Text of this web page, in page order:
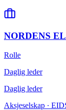
NORDENS
Rolle
Daglig leder
Daglig leder
Aksjeselskap ·